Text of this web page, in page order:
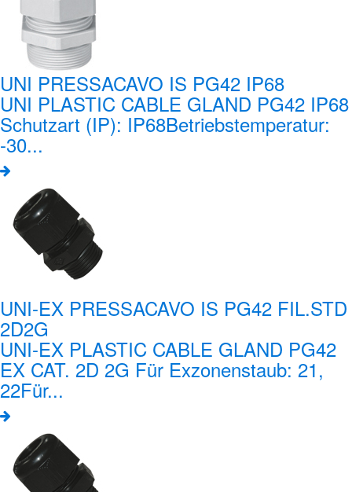
UNI PRESSACAVO IS PG42 IP68
UNI PLASTIC CABLE GLAND PG42 IP68
Schutzart (IP): IP68Betriebstemperatur:
-30...
UNI-EX PRESSACAVO IS PG42 FIL.STD
2D2G
UNI-EX PLASTIC CABLE GLAND PG42
EX CAT. 2D 2G Für Exzonenstaub: 21,
22Für...